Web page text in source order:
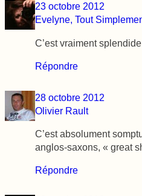
23 octobre 2012
Evelyne, Tout
C’est vraiment
Répondre
28 octobre 2012
Olivier Rault
C’est absolument
anglos-saxons, « great
Répondre